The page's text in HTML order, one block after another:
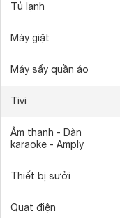
Tủ lạnh
Máy giặt
Máy sấy quần áo
Tivi
Âm thanh - Dàn
karaoke - Amply
Thiết bị sưởi
Quạt điện